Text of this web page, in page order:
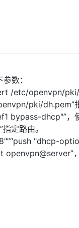
数：
/etc/openvpn/
pki/dh.pem”指
bypass-dhcp"”，
定路由。
"dhcp-